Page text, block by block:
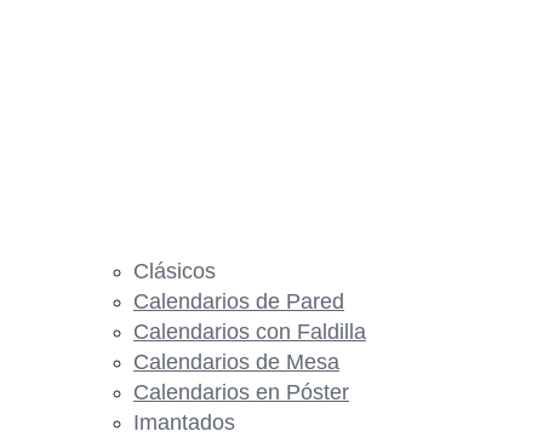
Clásicos
Calendarios de Pared
Calendarios con Faldilla
Calendarios de Mesa
Calendarios en Póster
Imantados